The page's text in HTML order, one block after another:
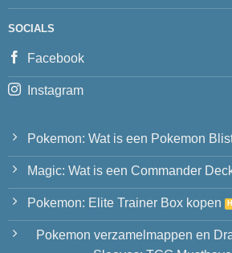
SOCIALS
Facebook
Instagram
Pokemon: Wat is een Pokemon
Magic: Wat is een Commander
Pokemon: Elite Trainer Box kopen
Pokemon verzamelmappen en